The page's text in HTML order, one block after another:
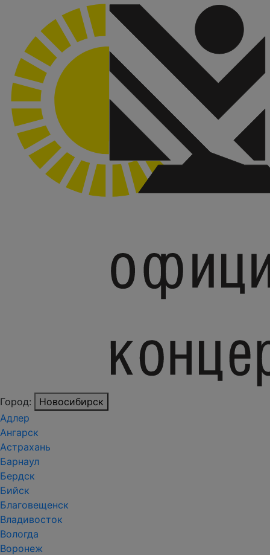
Город:
Новосибирск
Адлер
Ангарск
Астрахань
Барнаул
Бердск
Бийск
Благовещенск
Владивосток
Вологда
Воронеж